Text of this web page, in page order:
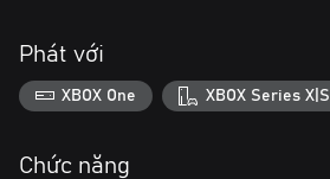
Phát với
XBOX One XBOX Series X|S
Chức năng